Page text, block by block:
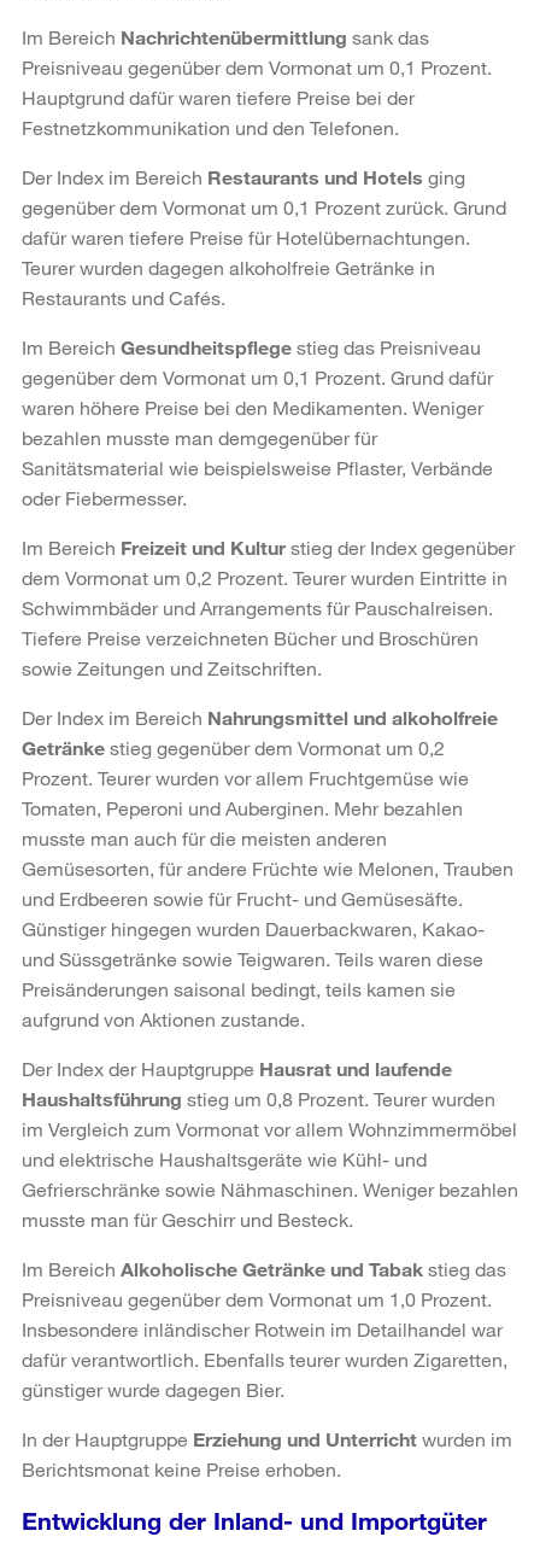
Im Bereich Nachrichtenübermittlung sank das
Preisniveau gegenüber dem Vormonat um 0,1 Prozent.
Hauptgrund dafür waren tiefere Preise bei der
Festnetzkommunikation und den Telefonen.
Der Index im Bereich Restaurants und Hotels ging
gegenüber dem Vormonat um 0,1 Prozent zurück. Grund
dafür waren tiefere Preise für Hotelübernachtungen.
Teurer wurden dagegen alkoholfreie Getränke in
Restaurants und Cafés.
Im Bereich Gesundheitspflege stieg das Preisniveau
gegenüber dem Vormonat um 0,1 Prozent. Grund dafür
waren höhere Preise bei den Medikamenten. Weniger
bezahlen musste man demgegenüber für
Sanitätsmaterial wie beispielsweise Pflaster, Verbände
oder Fiebermesser.
Im Bereich Freizeit und Kulturstieg der Index gegenüber
dem Vormonat um 0,2 Prozent. Teurer wurden Eintritte in
Schwimmbäder und Arrangements für Pauschalreisen.
Tiefere Preise verzeichneten Bücher und Broschüren
sowie Zeitungen und Zeitschriften.
Der Index im Bereich Nahrungsmittel und alkoholfreie
Getränke stieg gegenüber dem Vormonat um 0,2
Prozent. Teurer wurden vor allem Fruchtgemüse wie
Tomaten, Peperoni und Auberginen. Mehr bezahlen
musste man auch für die meisten anderen
Gemüsesorten, für andere Früchte wie Melonen, Trauben
und Erdbeeren sowie für Frucht- und Gemüsesäfte.
Günstiger hingegen wurden Dauerbackwaren, Kakao-
und Süssgetränke sowie Teigwaren. Teils waren diese
Preisänderungen saisonal bedingt, teils kamen sie
aufgrund von Aktionen zustande.
Der Index der Hauptgruppe Hausrat und laufende
Haushaltsführung stieg um 0,8 Prozent. Teurer wurden
im Vergleich zum Vormonat vor allem Wohnzimmermöbel
und elektrische Haushaltsgeräte wie Kühl- und
Gefrierschränke sowie Nähmaschinen. Weniger bezahlen
musste man für Geschirr und Besteck.
Im Bereich Alkoholische Getränke und Tabak stieg das
Preisniveau gegenüber dem Vormonat um 1,0 Prozent.
Insbesondere inländischer Rotwein im Detailhandel war
dafür verantwortlich. Ebenfalls teurer wurden Zigaretten,
günstiger wurde dagegen Bier.
In der Hauptgruppe Erziehung und Unterricht wurden im
Berichtsmonat keine Preise erhoben.
Entwicklung der Inland- und Importgüter